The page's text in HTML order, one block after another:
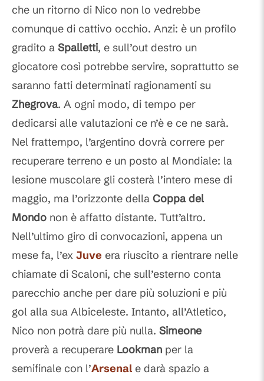
che un ritorno di Nico non lo vedrebbe
comunque di cattivo occhio. Anzi: è un profilo
gradito a Spalletti, e sull’out destro un
giocatore così potrebbe servire, soprattutto se
saranno fatti determinati ragionamenti su
Zhegrova. A ogni modo, di tempo per
dedicarsi alle valutazioni ce n’è e ce ne sarà.
Nel frattempo, l’argentino dovrà correre per
recuperare terreno e un posto al Mondiale: la
lesione muscolare gli costerà l’intero mese di
maggio, ma l’orizzonte della Coppa del
Mondo non è affatto distante. Tutt’altro.
Nell’ultimo giro di convocazioni, appena un
mese fa, l’ex Juve era riuscito a rientrare nelle
chiamate di Scaloni, che sull’esterno conta
parecchio anche per dare più soluzioni e più
gol alla sua Albiceleste. Intanto, all’Atletico,
Nico non potrà dare più nulla. Simeone
proverà a recuperare Lookman per la
semifinale con l’Arsenal e darà spazio a